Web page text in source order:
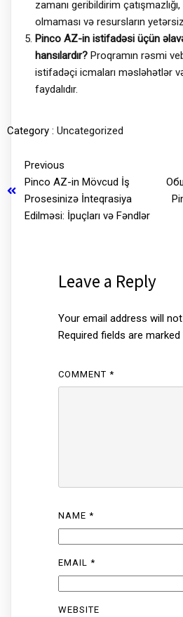
zamanı geribildirim
olmaması və resursların
Pinco AZ-in istifadəsi üçün
hansılardır? Proqramın rəsmi
istifadəçi icmaları məsləhətlər
faydalıdır.
Category : Uncategorized
Previous
Pinco AZ-in Mövcud İş
Prosesinizə İnteqrasiya
Edilməsi: İpuçları və Fəndlər
Leave a Reply
Your email address will
Required fields are marked
COMMENT *
NAME *
EMAIL *
WEBSITE